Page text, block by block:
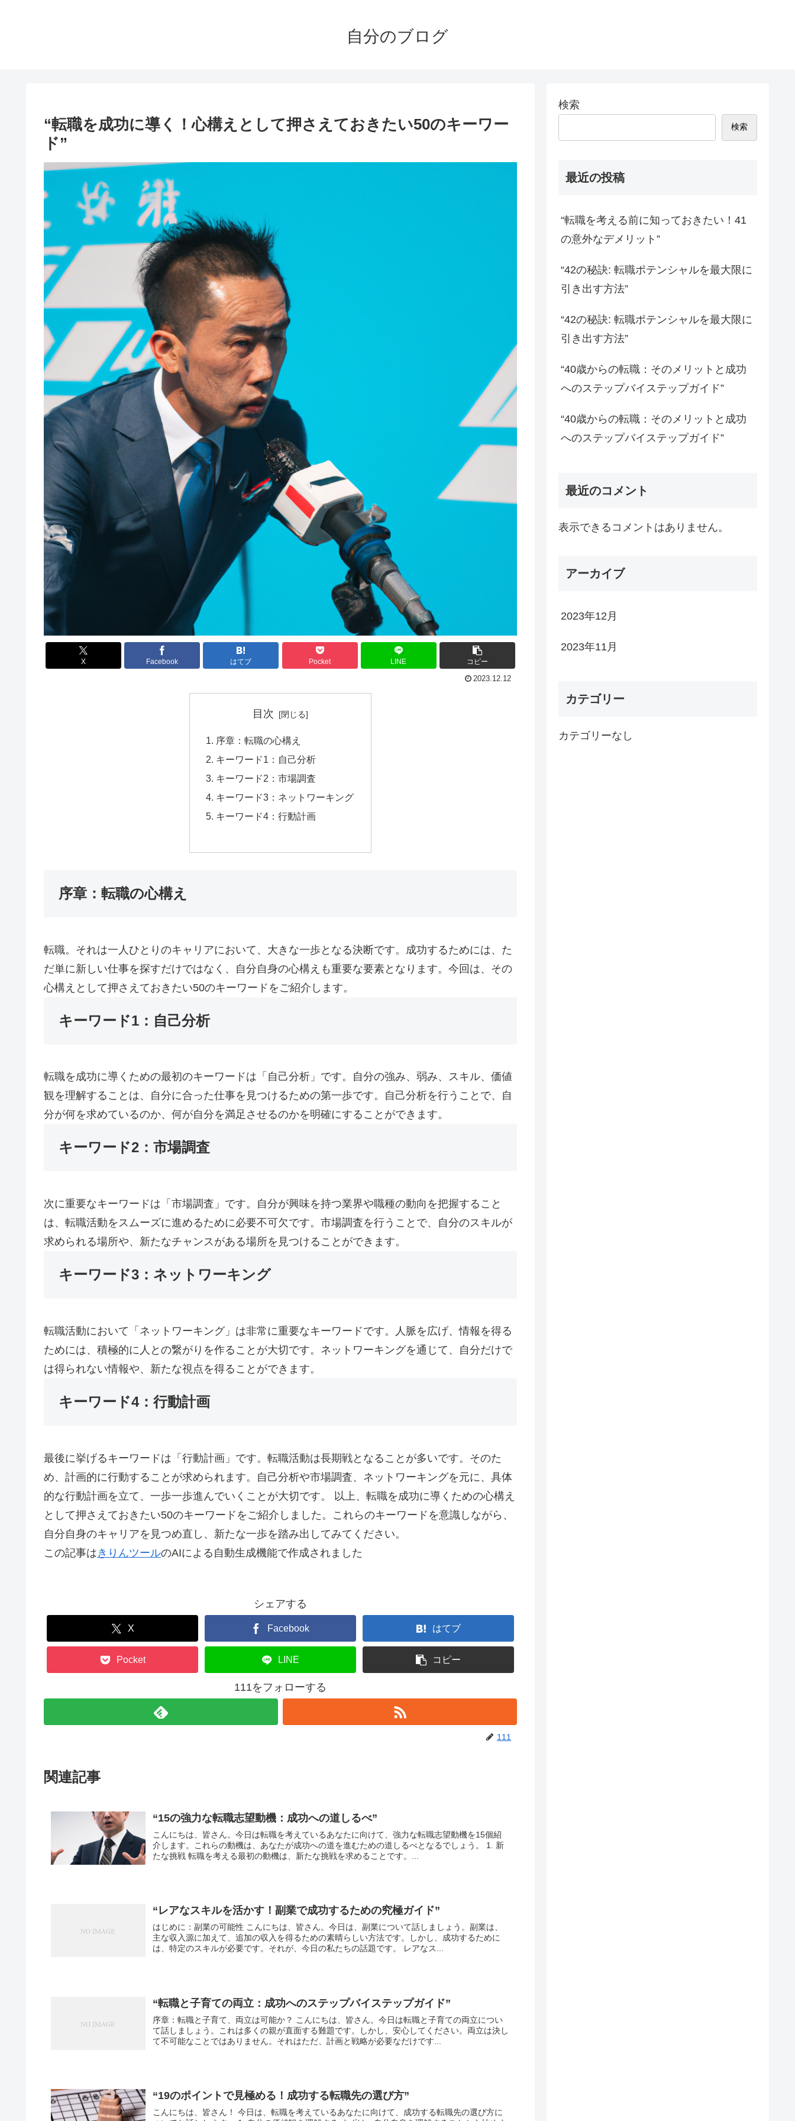
自分のブログ
“転職を成功に導く！心構えとして押さえておきたい50のキーワー
ド”
X Facebook はてブ Pocket LINE コピー
2023.12.12
目次
序章：転職の心構え
キーワード1：自己分析
キーワード2：市場調査
キーワード3：ネットワーキング
キーワード4：行動計画
序章：転職の心構え
転職。それは一人ひとりのキャリアにおいて、大きな一歩となる決断です。成功するためには、た
だ単に新しい仕事を探すだけではなく、自分自身の心構えも重要な要素となります。今回は、その
心構えとして押さえておきたい50のキーワードをご紹介します。
キーワード1：自己分析
転職を成功に導くための最初のキーワードは「自己分析」です。自分の強み、弱み、スキル、価値
観を理解することは、自分に合った仕事を見つけるための第一歩です。自己分析を行うことで、自
分が何を求めているのか、何が自分を満足させるのかを明確にすることができます。
キーワード2：市場調査
次に重要なキーワードは「市場調査」です。自分が興味を持つ業界や職種の動向を把握すること
は、転職活動をスムーズに進めるために必要不可欠です。市場調査を行うことで、自分のスキルが
求められる場所や、新たなチャンスがある場所を見つけることができます。
キーワード3：ネットワーキング
転職活動において「ネットワーキング」は非常に重要なキーワードです。人脈を広げ、情報を得る
ためには、積極的に人との繋がりを作ることが大切です。ネットワーキングを通じて、自分だけで
は得られない情報や、新たな視点を得ることができます。
キーワード4：行動計画
最後に挙げるキーワードは「行動計画」です。転職活動は長期戦となることが多いです。そのた
め、計画的に行動することが求められます。自己分析や市場調査、ネットワーキングを元に、具体
的な行動計画を立て、一歩一歩進んでいくことが大切です。 以上、転職を成功に導くための心構え
として押さえておきたい50のキーワードをご紹介しました。これらのキーワードを意識しながら、
自分自身のキャリアを見つめ直し、新たな一歩を踏み出してみてください。
この記事はきりんツールのAIによる自動生成機能で作成されました
シェアする
X Facebook はてブ
Pocket LINE コピー
111をフォローする
111
関連記事
“15の強力な転職志望動機：成功への道しるべ”
こんにちは、皆さん。今日は転職を考えているあなたに向けて、強力な転職志望動機を15個紹
介します。これらの動機は、あなたが成功への道を進むための道しるべとなるでしょう。 1. 新
たな挑戦 転職を考える最初の動機は、新たな挑戦を求めることです。...
“レアなスキルを活かす！副業で成功するための究極ガイド”
はじめに：副業の可能性 こんにちは、皆さん。今日は、副業について話しましょう。副業は、
主な収入源に加えて、追加の収入を得るための素晴らしい方法です。しかし、成功するために
は、特定のスキルが必要です。それが、今日の私たちの話題です。 レアなス...
“転職と子育ての両立：成功へのステップバイステップガイド”
序章：転職と子育て、両立は可能か？ こんにちは、皆さん。今日は転職と子育ての両立につい
て話しましょう。これは多くの親が直面する難題です。しかし、安心してください。両立は決し
て不可能なことではありません。それはただ、計画と戦略が必要なだけです...
“19のポイントで見極める！成功する転職先の選び方”
こんにちは、皆さん！ 今日は、転職を考えているあなたに向けて、成功する転職先の選び方に
検索
検索
最近の投稿
“転職を考える前に知っておきたい！41
の意外なデメリット”
“42の秘訣: 転職ポテンシャルを最大限に
引き出す方法”
“42の秘訣: 転職ポテンシャルを最大限に
引き出す方法”
“40歳からの転職：そのメリットと成功
へのステップバイステップガイド”
“40歳からの転職：そのメリットと成功
へのステップバイステップガイド”
最近のコメント
表示できるコメントはありません。
アーカイブ
2023年12月
2023年11月
カテゴリー
カテゴリーなし